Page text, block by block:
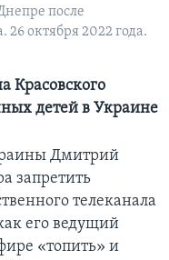
после
26 октября 2022 года.
Красовского
детей в Украине
Дмитрий
запретить
телеканала
его ведущий
«топить» и